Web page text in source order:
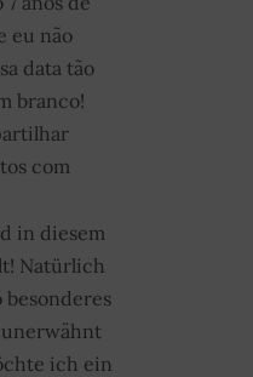
eu não
data tão
branco!
com
in diesem
Natürlich
ich ein